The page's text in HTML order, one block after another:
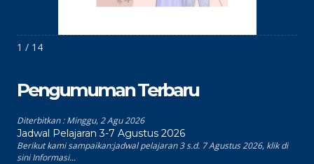
1 / 14
Pengumuman Terbaru
Diterbitkan :Minggu, 2 Agu 2026
Jadwal Pelajaran 3-7 Agustus 2026
Berikut kami sampaikan:jadwal pelajaran 3 s.d. 7 Agustus 2026, klik di
sini Informasi...